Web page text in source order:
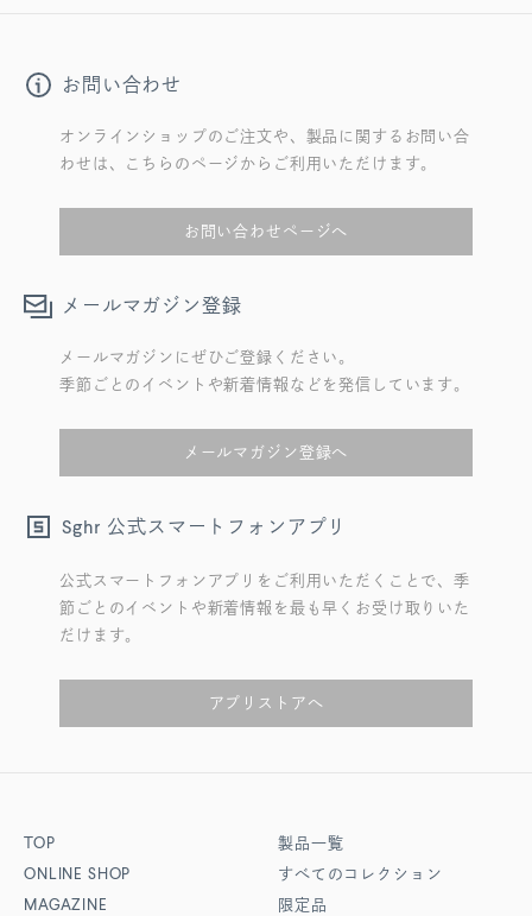
お問い合わせ
オンラインショップのご注文や、製品に関するお問い合
わせは、こちらのページからご利用いただけます。
お問い合わせページへ
メールマガジン登録
メールマガジンにぜひご登録ください。
季節ごとのイベントや新着情報などを発信しています。
メールマガジン登録へ
Sghr 公式スマートフォンアプリ
公式スマートフォンアプリをご利用いただくことで、季
節ごとのイベントや新着情報を最も早くお受け取りいた
だけます。
アプリストアへ
TOP
ONLINE SHOP
MAGAZINE
製品一覧
すべてのコレクション
限定品